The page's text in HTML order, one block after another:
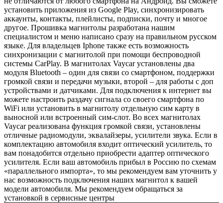
установить приложения из Google Play, синхронизировать
аккаунты, контакты, плейлисты, подписки, почту и многое
другое. Прошивка магнитолы разработана нашим
специалистом и меню написано сразу на правильном русском
языке. Для владельцев Iphone также есть возможность
синхронизации с магнитолой при помощи беспроводной
системы CarPlay. В магнитолах Vaycar установлены два
модуля Bluetooth – один для связи со смартфоном, поддержки
громкой связи и передачи музыки, второй – для работы с доп
устройствами и датчиками. Для подключения к интернет вы
можете настроить раздачу сигнала со своего смартфона по
WiFi или установить в магнитолу отдельную сим карту в
выносной или встроенный сим-слот. Во всех магнитолах
Vaycar реализована функция громкой связи, установлены
отличные радиомодули, эквалайзеры, усилители звука. Если в
комплектацию автомобиля входит оптический усилитель, то
вам понадобится отдельно приобрести адаптер оптического
усилителя. Если ваш автомобиль прибыл в Россию по схемам
«параллельного импорта», то мы рекомендуем вам уточнить у
нас возможность подключения наших магнитол к вашей
модели автомобиля. Мы рекомендуем обращаться за
установкой в сервисные центры